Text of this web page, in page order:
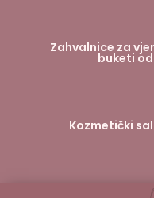
Zahvalnice za
buketi
Kozmetički